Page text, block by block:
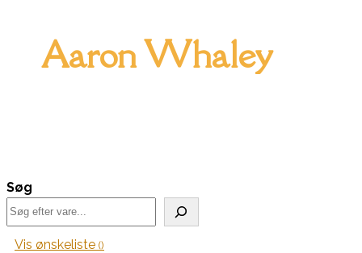
Aaron Whaley
Søg
Vis ønskeliste